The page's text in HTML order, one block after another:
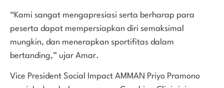
“Kami sangat mengapresiasi serta berharap para
peserta dapat mempersiapkan diri semaksimal
mungkin, dan menerapkan sportifitas dalam
bertanding,” ujar Amar.
Vice President Social Impact AMMAN Priyo Pramono